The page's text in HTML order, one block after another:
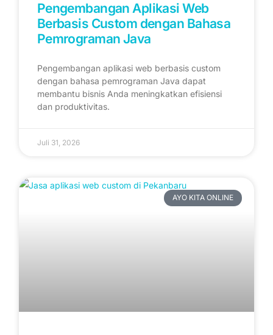
Pengembangan Aplikasi Web
Berbasis Custom dengan Bahasa
Pemrograman Java
Pengembangan aplikasi web berbasis custom
dengan bahasa pemrograman Java dapat
membantu bisnis Anda meningkatkan efisiensi
dan produktivitas.
Juli 31, 2026
AYO KITA ONLINE